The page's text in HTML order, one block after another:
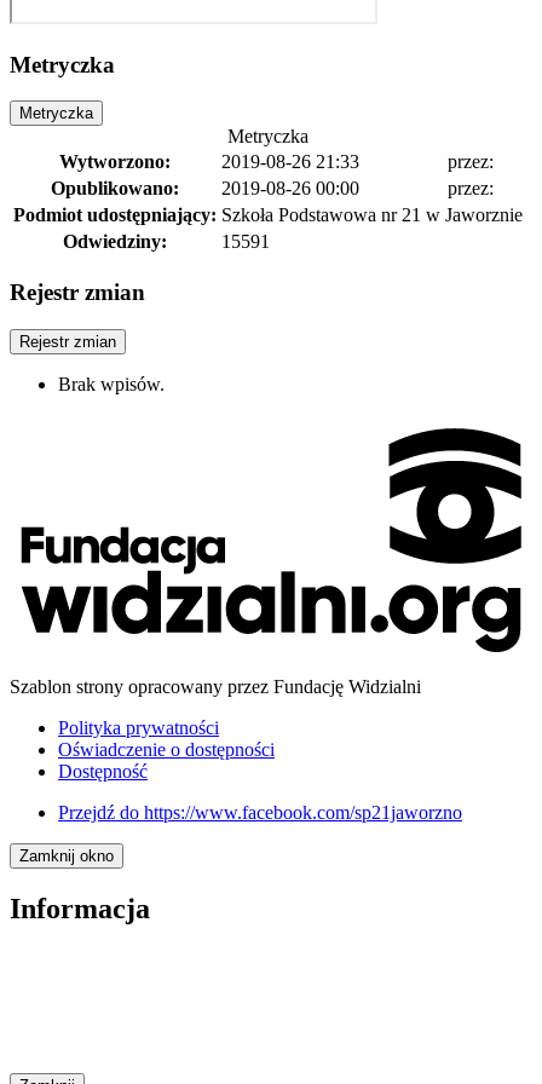
Metryczka
Metryczka
Metryczka
Wytworzono:
2019-08-26 21:33
przez:
Opublikowano:
2019-08-26 00:00
przez:
Podmiot udostępniający: Szkoła Podstawowa nr 21 w Jaworznie
Odwiedziny:
15591
Rejestr zmian
Rejestr zmian
Brak wpisów.
Szablon strony opracowany przez Fundację Widzialni
Polityka prywatności
Oświadczenie o dostępności
Dostępność
Przejdź do https://www.facebook.com/sp21jaworzno
Zamknij okno
Informacja